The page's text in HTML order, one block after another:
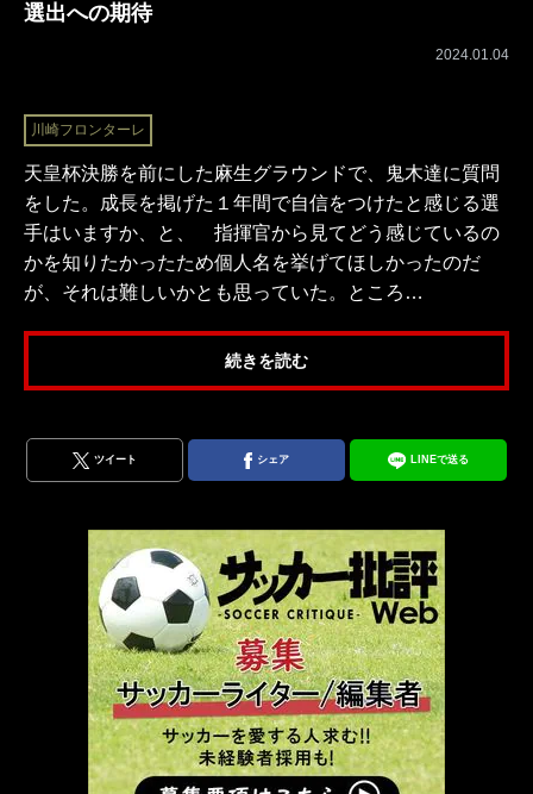
選出への期待
2024.01.04
川崎フロンターレ
天皇杯決勝を前にした麻生グラウンドで、鬼木達に質問
をした。成長を掲げた１年間で自信をつけたと感じる選
手はいますか、と、 指揮官から見てどう感じているの
かを知りたかったため個人名を挙げてほしかったのだ
が、それは難しいかとも思っていた。ところ…
続きを読む
ツイート シェア LINEで送る